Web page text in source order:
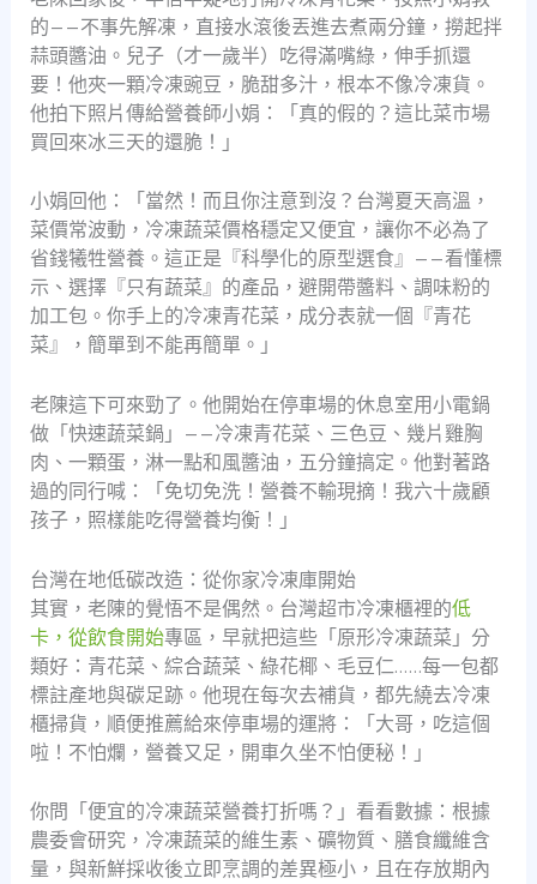
的——不事先解凍，直接水滾後丟進去煮兩分鐘，撈起拌
蒜頭醬油。兒子（才一歲半）吃得滿嘴綠，伸手抓還
要！他夾一顆冷凍豌豆，脆甜多汁，根本不像冷凍貨。
他拍下照片傳給營養師小娟：「真的假的？這比菜市場
買回來冰三天的還脆！」
小娟回他：「當然！而且你注意到沒？台灣夏天高溫，
菜價常波動，冷凍蔬菜價格穩定又便宜，讓你不必為了
省錢犧牲營養。這正是『科學化的原型選食』——看懂標
示、選擇『只有蔬菜』的產品，避開帶醬料、調味粉的
加工包。你手上的冷凍青花菜，成分表就一個『青花
菜』，簡單到不能再簡單。」
老陳這下可來勁了。他開始在停車場的休息室用小電鍋
做「快速蔬菜鍋」——冷凍青花菜、三色豆、幾片雞胸
肉、一顆蛋，淋一點和風醬油，五分鐘搞定。他對著路
過的同行喊：「免切免洗！營養不輸現摘！我六十歲顧
孩子，照樣能吃得營養均衡！」
台灣在地低碳改造：從你家冷凍庫開始
其實，老陳的覺悟不是偶然。台灣超市冷凍櫃裡的低
卡，從飲食開始專區，早就把這些「原形冷凍蔬菜」分
類好：青花菜、綜合蔬菜、綠花椰、毛豆仁……每一包都
標註產地與碳足跡。他現在每次去補貨，都先繞去冷凍
櫃掃貨，順便推薦給來停車場的運將：「大哥，吃這個
啦！不怕爛，營養又足，開車久坐不怕便秘！」
你問「便宜的冷凍蔬菜營養打折嗎？」看看數據：根據
農委會研究，冷凍蔬菜的維生素、礦物質、膳食纖維含
量，與新鮮採收後立即烹調的差異極小，且在存放期內